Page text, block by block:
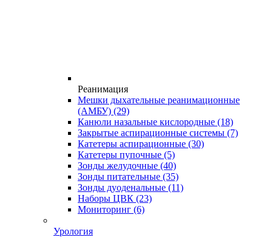
Реанимация
Мешки дыхательные реанимационные
(АМБУ) (29)
Канюли назальные кислородные (18)
Закрытые аспирационные системы (7)
Катетеры аспирационные (30)
Катетеры пупочные (5)
Зонды желудочные (40)
Зонды питательные (35)
Зонды дуоденальные (11)
Наборы ЦВК (23)
Мониторинг (6)
Урология